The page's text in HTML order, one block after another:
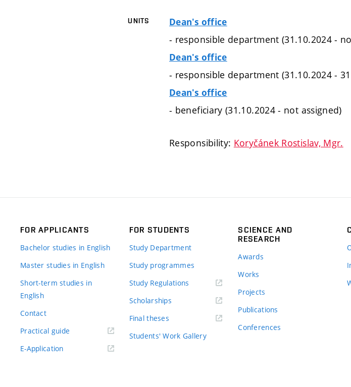
UNITS Dean's office
- responsible department (31.10.2024 -
Dean's office
- responsible department (31.10.2024 -
Dean's office
- beneficiary (31.10.2024 - not assigned)
Responsibility: Koryčánek Rostislav, Mgr.
FOR APPLICANTS
Bachelor studies in English
Master studies in English
Short-term studies in
English
Contact
Practical guide
E-Application
FOR STUDENTS
Study Department
Study programmes
Study Regulations
Scholarships
Final theses
Students' Work Gallery
SCIENCE AND
RESEARCH
Awards
Works
Projects
Publications
Conferences